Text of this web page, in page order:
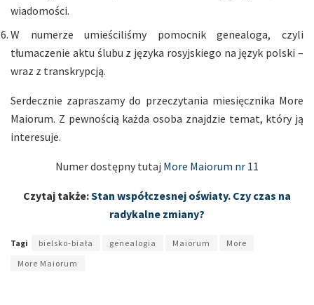
wiadomości.
W numerze umieściliśmy pomocnik genealoga, czyli
tłumaczenie aktu ślubu z języka rosyjskiego na język polski –
wraz z transkrypcją.
Serdecznie zapraszamy do przeczytania miesięcznika More
Maiorum. Z pewnością każda osoba znajdzie temat, który ją
interesuje.
Numer dostępny tutaj More Maiorum nr 11
Czytaj także:Stan współczesnej oświaty. Czy czas na
radykalne zmiany?
Tagi bielsko-biała genealogia Maiorum
More
More Maiorum